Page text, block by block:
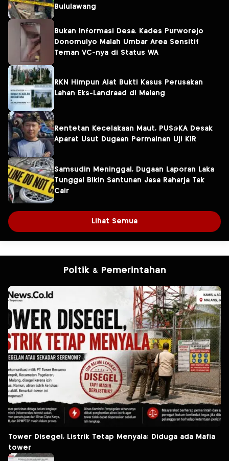
Bululawang
Bukan Informasi Desa, Kades Purworejo
Donomulyo Malah Umbar Area Sensitif
Teman VC-nya di Status WA
RKN Himpun Alat Bukti Kasus Perusakan
Lahan Eks-Landraad di Malang
Rentetan Kecelakaan Maut, PUS@KA Desak
Aparat Usut Dugaan Permainan Uji KIR
Samsudin Meninggal, Dugaan Laporan Laka
Tunggal Bikin Santunan Jasa Raharja Tak
Cair
Lihat Semua
Poltik & Pemerintahan
Tower Disegel, Listrik Tetap Menyala: Diduga ada Mafia
tower